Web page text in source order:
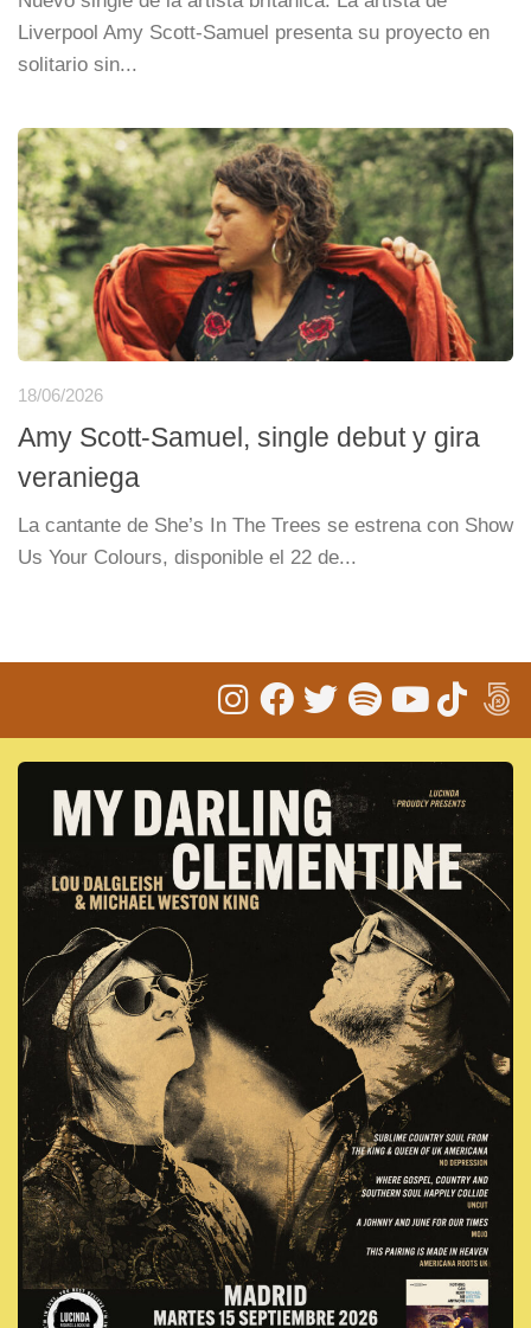
Liverpool Amy Scott-Samuel presenta su proyecto en
solitario sin...
18/06/2026
Amy Scott-Samuel, single debut y gira
veraniega
La cantante de She’s In The Trees se estrena con Show
Us Your Colours, disponible el 22 de...